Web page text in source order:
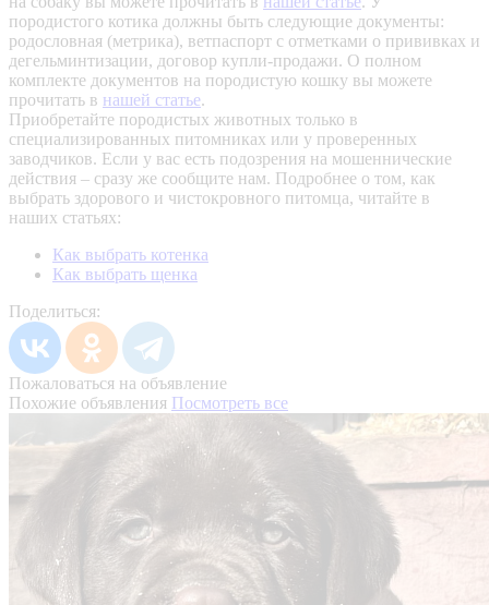
породистого котика должны быть следующие документы:
родословная (метрика), ветпаспорт с отметками о прививках и
дегельминтизации, договор купли-продажи. О полном
комплекте документов на породистую кошку вы можете
прочитать в нашей статье.
Приобретайте породистых животных только в
специализированных питомниках или у проверенных
заводчиков. Если у вас есть подозрения на мошеннические
действия – сразу же сообщите нам. Подробнее о том, как
выбрать здорового и чистокровного питомца, читайте в
наших статьях:
Как выбрать котенка
Как выбрать щенка
Поделиться:
Пожаловаться на объявление
Похожие объявления Посмотреть все